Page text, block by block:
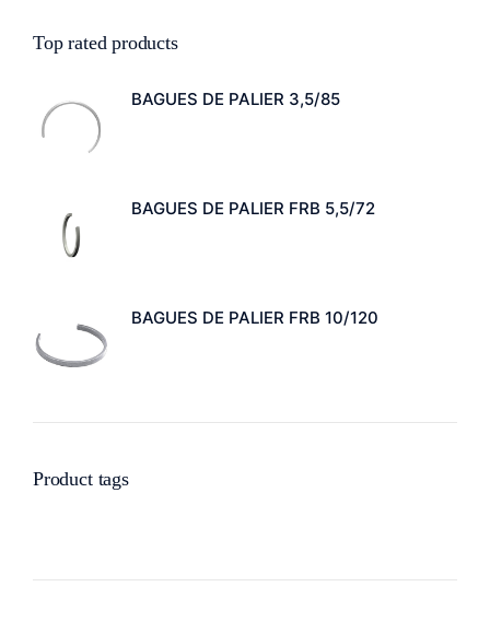
Top rated products
BAGUES DE PALIER 3,5/85
BAGUES DE PALIER FRB 5,5/72
BAGUES DE PALIER FRB 10/120
Product tags